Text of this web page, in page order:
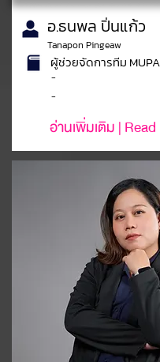
อ.ธนพล ปิ่นแก้ว
Tanapon Pingeaw
ผู้ช่วยจัดการทีม
-
-
อ่านเพิ่มเติม |